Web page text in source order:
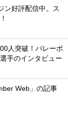
ン好評配信中。ス
人突破！バレーボ
手のインタビュー
Web」の記事